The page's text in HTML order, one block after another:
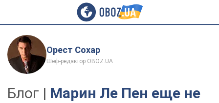
Орест Сохар
Шеф-редактор OBOZ.UA
Блог | Марин Ле Пен еще не